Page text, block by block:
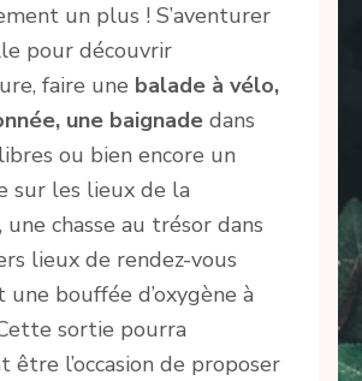
un plus ! S’aventurer
pour découvrir
faire une balade à vélo,
une baignade dans
ou bien encore un
sur les lieux de la
une chasse au trésor dans
lieux de rendez-vous
bouffée d’oxygène à
sortie pourra
être l’occasion de proposer